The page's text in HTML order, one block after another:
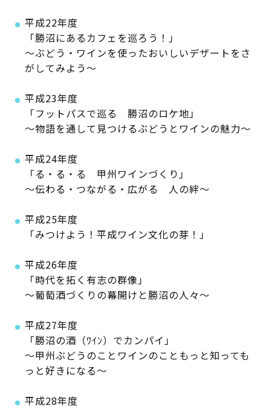
平成22年度
「勝沼にあるカフェを巡ろう！」
～ぶどう・ワインを使ったおいしいデザートをさ
がしてみよう～
平成23年度
「フットパスで巡る 勝沼のロケ地」
～物語を通して見つけるぶどうとワインの魅力～
平成24年度
「る・る・る 甲州ワインづくり」
～伝わる・つながる・広がる 人の絆～
平成25年度
「みつけよう！平成ワイン文化の芽！」
平成26年度
「時代を拓く有志の群像」
～葡萄酒づくりの幕開けと勝沼の人々～
平成27年度
「勝沼の酒（ﾜｲﾝ）でカンパイ」
～甲州ぶどうのことワインのこともっと知っても
っと好きになる～
平成28年度